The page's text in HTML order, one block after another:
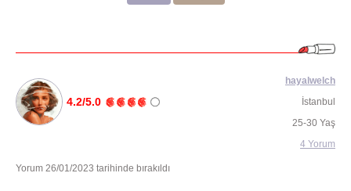
4.2/5.0
Yorum 26/01/2023 tarihinde bırakıldı
hayalwelch
İstanbul
25-30 Yaş
4 Yorum